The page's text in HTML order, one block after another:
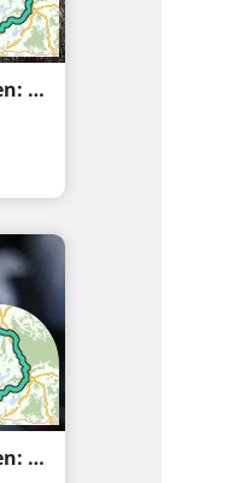
Lamprechtshausen - Munderfing - Lamprechtshausen: Fietsen langs verharde wegen
Lamprechtshausen - Munderfing - Lamprechtshausen: Een route om van te genieten